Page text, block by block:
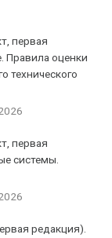
первая
Правила оценки
технического
первая
системы.
редакция).